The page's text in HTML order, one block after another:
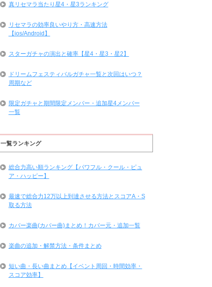
真リセマラ当たり星4・星3ランキング
リセマラの効率良いやり方・高速方法
【ios/Android】
スターガチャの演出と確率【星4・星3・星2】
ドリームフェスティバルガチャ一覧と次回はいつ？
周期など
限定ガチャと期間限定メンバー・追加星4メンバー
一覧
一覧ランキング
総合力高い順ランキング【パワフル・クール・ピュ
ア・ハッピー】
最速で総合力12万以上到達させる方法とスコアA・S
取る方法
カバー楽曲(カバー曲)まとめ！カバー元・追加一覧
楽曲の追加・解禁方法・条件まとめ
短い曲・長い曲まとめ【イベント周回・時間効率・
スコア効率】